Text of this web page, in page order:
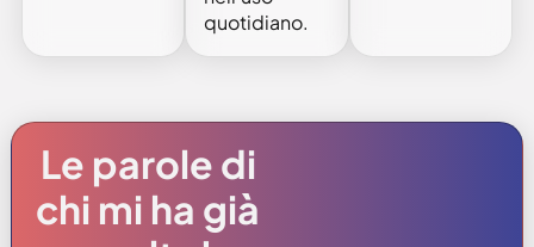
quotidiano.
Le parole di
chi mi ha già